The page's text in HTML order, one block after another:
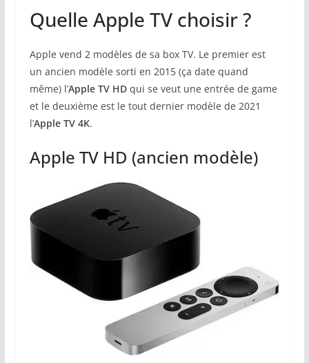
Quelle Apple TV choisir ?
Apple vend 2 modèles de sa box TV. Le premier est
un ancien modèle sorti en 2015 (ça date quand
même) l’Apple TV HDqui se veut une entrée de game
et le deuxième est le tout dernier modèle de 2021
l’Apple TV 4K.
Apple TV HD (ancien modèle)